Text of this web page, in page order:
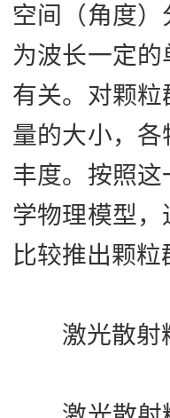
空间（角度
为波长一定
有关。对颗
量的大小，
丰度。按照
学物理模型
比较推出颗
激光散射